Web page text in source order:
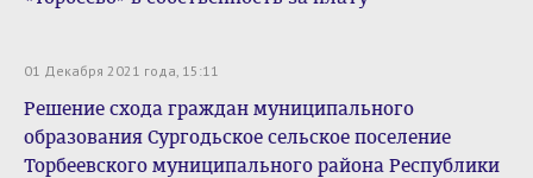
01 Декабря 2021 года, 15:11
Решение схода граждан муниципального
образования Сургодьское сельское поселение
Торбеевского муниципального района Республики